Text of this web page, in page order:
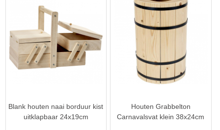
Blank houten naai borduur kist
uitklapbaar 24x19cm
Houten Grabbelton
Carnavalsvat klein 38x24cm